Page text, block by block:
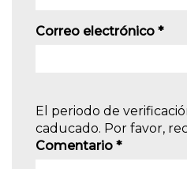
Correo electrónico *
El periodo de
caducado. Por favor,
Comentario *